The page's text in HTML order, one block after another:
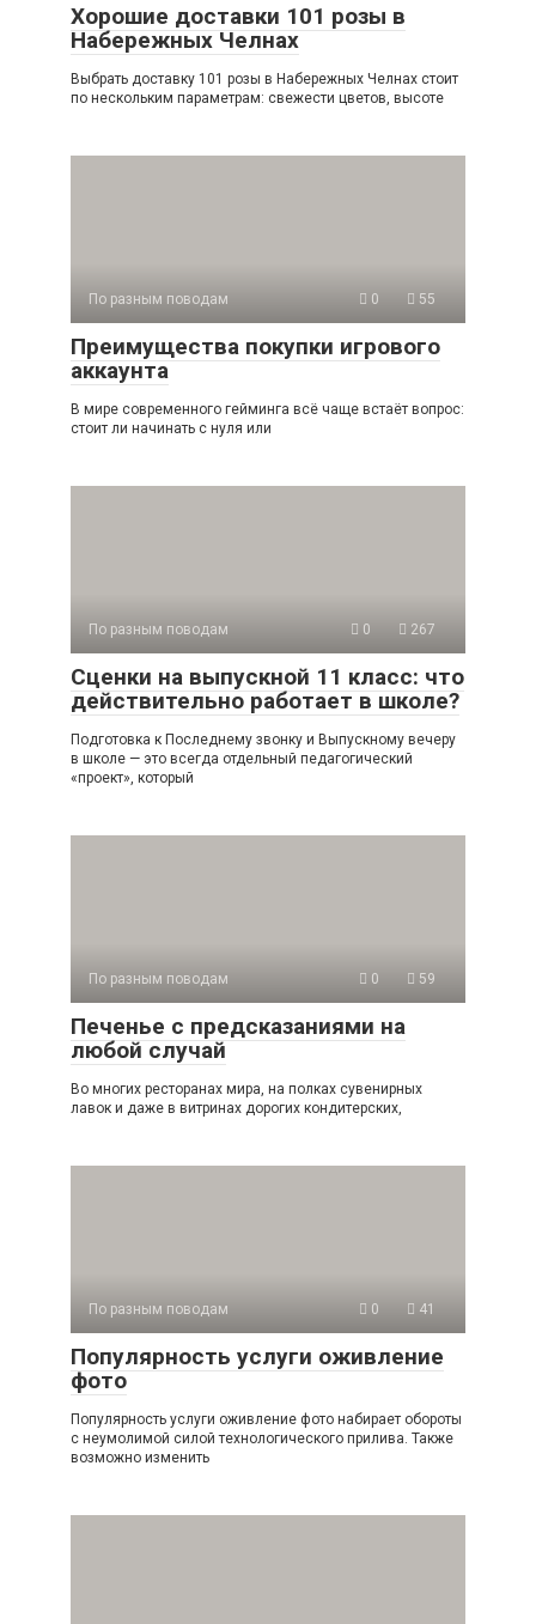
Хорошие доставки 101 розы в
Набережных Челнах
Выбрать доставку 101 розы в Набережных Челнах стоит
по нескольким параметрам: свежести цветов, высоте
По разным поводам 0 55
Преимущества покупки игрового
аккаунта
В мире современного гейминга всё чаще встаёт вопрос:
стоит ли начинать с нуля или
По разным поводам 0 267
Сценки на выпускной 11 класс: что
действительно работает в школе?
Подготовка к Последнему звонку и Выпускному вечеру
в школе — это всегда отдельный педагогический
«проект», который
По разным поводам 0 59
Печенье с предсказаниями на
любой случай
Во многих ресторанах мира, на полках сувенирных
лавок и даже в витринах дорогих кондитерских,
По разным поводам 0 41
Популярность услуги оживление
фото
Популярность услуги оживление фото набирает обороты
с неумолимой силой технологического прилива. Также
возможно изменить